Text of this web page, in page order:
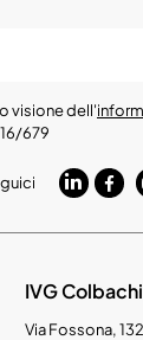
visione dell'
679
IVG
Via Fossona,